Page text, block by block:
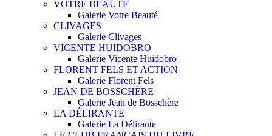
VOTRE BEAUTÉ
Galerie Votre Beauté
CLIVAGES
Galerie Clivages
VICENTE HUIDOBRO
Galerie Vicente Huidobro
FLORENT FELS ET ACTION
Galerie Florent Fels
JEAN DE BOSSCHÈRE
Galerie Jean de Bosschère
LA DÉLIRANTE
Galerie La Délirante